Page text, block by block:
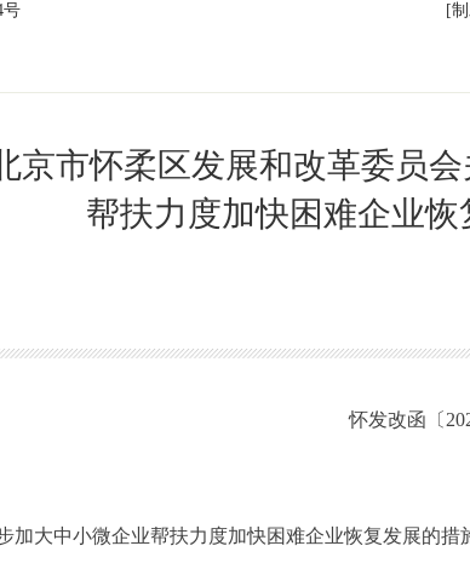
号 [
京市怀柔区发展和改革委员
帮扶力度加快困难企业
怀发改函〔
大中小微企业帮扶力度加快困难企业恢复发展的措